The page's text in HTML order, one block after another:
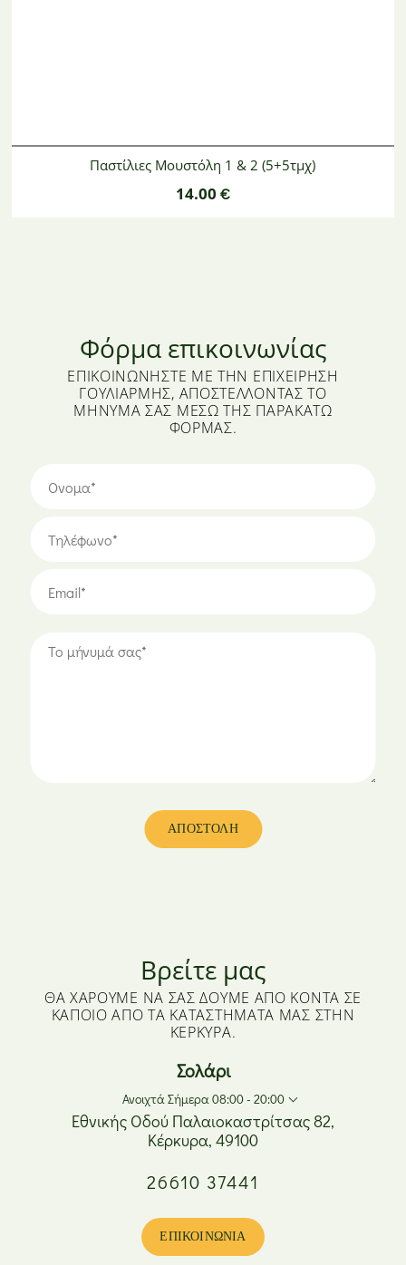
Παστίλιες Μουστόλη 1 & 2 (5+5τμχ)
14.00 €
Φόρμα επικοινωνίας
ΕΠΙΚΟΙΝΩΝΉΣΤΕ ΜΕ ΤΗΝ ΕΠΙΧΕΊΡΗΣΗ
ΓΟΥΛΙΑΡΜΉΣ, ΑΠΟΣΤΈΛΛΟΝΤΑΣ ΤΟ
ΜΉΝΥΜΆ ΣΑΣ ΜΈΣΩ ΤΗΣ ΠΑΡΑΚΆΤΩ
ΦΌΡΜΑΣ.
Βρείτε μας
ΘΑ ΧΑΡΟΎΜΕ ΝΑ ΣΑΣ ΔΟΎΜΕ ΑΠΌ ΚΟΝΤΆ ΣΕ
ΚΆΠΟΙΟ ΑΠΌ ΤΑ ΚΑΤΑΣΤΉΜΑΤΆ ΜΑΣ ΣΤΗΝ
ΚΈΡΚΥΡΑ.
Σολάρι
Ανοιχτά Σήμερα 08:00 - 20:00
08:00 - 20:00
08:00 - 20:00
Παρασκευή
08:00 - 20:00
Εθνικής Οδού Παλαιοκαστρίτσας 82,
Κέρκυρα, 49100
26610 37441
ΕΠΙΚΟΙΝΩΝΊΑ